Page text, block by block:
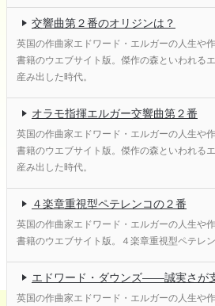
交響曲第２番のオリジンは？
英国の作曲家エドワード・エルガーの人生や
書籍のウエブサイト版。傑作の森といわれる
産み出した時代。
オラモ指揮エルガー交響曲第２番
英国の作曲家エドワード・エルガーの人生や
書籍のウエブサイト版。傑作の森といわれる
産み出した時代。
４楽章重視型ペテレンコの２番
英国の作曲家エドワード・エルガーの人生や
書籍のウエブサイト版。４楽章重視型ペテレ
エドワード・ダウンズ――誠実さが
英国の作曲家エドワード・エルガーの人生や